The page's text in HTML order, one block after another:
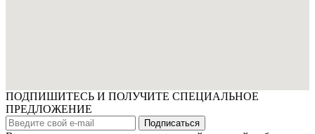
ПОДПИШИТЕСЬ И ПОЛУЧИТЕ СПЕЦИАЛЬНОЕ
ПРЕДЛОЖЕНИЕ